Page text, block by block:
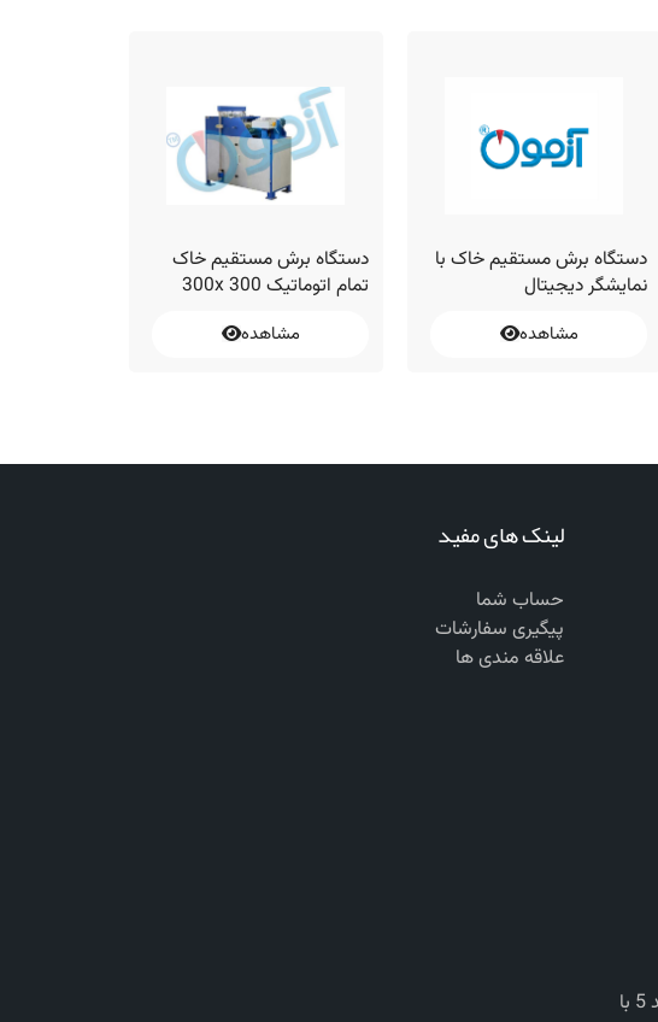
دستگاه برش مستقیم خاک
تمام اتوماتیک 300 300x
مشاهده
دستگاه برش مستقیم خاک با
نمایشگر دیجیتال
مشاهده
لینک های مفید
حساب شما
پیگیری سفارشات
علاقه مندی ها
کارگر، خیابان سیندخت شمالی، پلاک 17، واحد 5 با